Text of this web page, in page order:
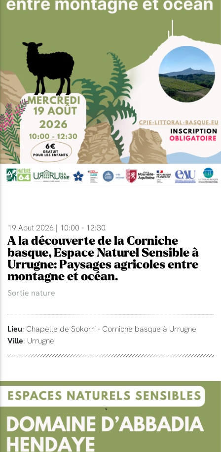
19 Aout 2026 | 10:00 - 12:30
A la découverte de la Corniche
basque, Espace Naturel Sensible à
Urrugne: Paysages agricoles entre
montagne et océan.
Sortie nature
Lieu: Chapelle de Sokorri - Corniche basque à Urrugne
Ville: Urrugne